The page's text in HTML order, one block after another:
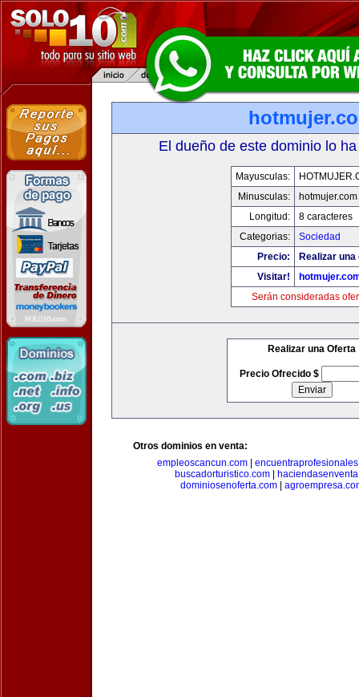
El dueño de este dominio lo
Mayusculas:
Minusculas:
hotmujer.com
Longitud:
8 caracteres
Categorias:
Sociedad
Precio:
Realizar
Visitar!
Serán consideradas
Realizar una Oferta
Precio Ofrecido $
Otros dominios en venta:
empleoscancun.com
buscadorturistico.com|
dominiosenoferta.com